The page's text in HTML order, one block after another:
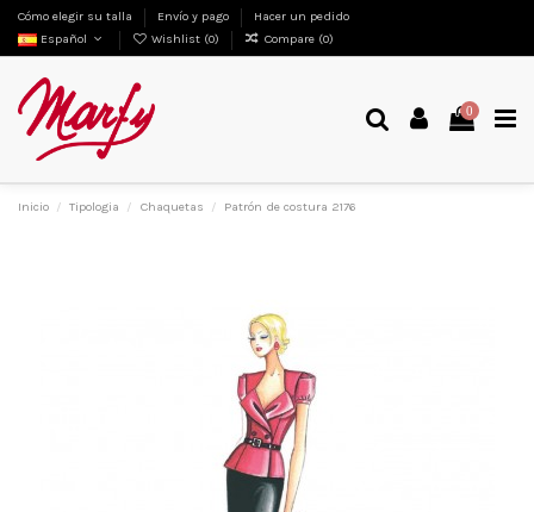
Cómo elegir su talla Envío y pago
Hacer un pedido
Español
Wishlist (0) Compare (0)
0
Inicio Tipologia Chaquetas Patrón de costura 2176